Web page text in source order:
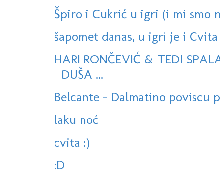
Špiro i Cukrić u igri (i mi smo
šapomet danas, u igri je i Cvita
HARI RONČEVIĆ & TEDI
DUŠA ...
Belcante - Dalmatino poviscu
laku noć
cvita :)
:D